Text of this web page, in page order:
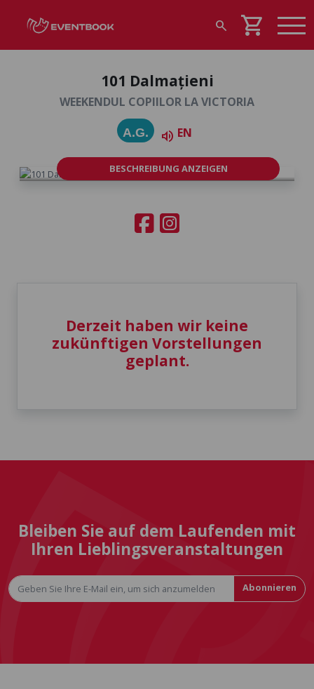
search shopping_cart
101 Dalmațieni
WEEKENDUL COPIILOR LA VICTORIA
A.G. volume_up EN
BESCHREIBUNG ANZEIGEN
Derzeit haben wir keine
zukünftigen Vorstellungen
geplant.
Bleiben Sie auf dem Laufenden mit
Ihren Lieblingsveranstaltungen
Abonnieren